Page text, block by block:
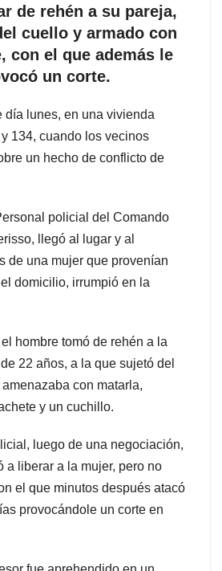
de rehén a su pareja,
cuello y armado con
con el que además le
un corte.
día lunes, en una vivienda
134, cuando los vecinos
un hecho de conflicto de
policial del Comando
llegó al lugar y al
de una mujer que provenían
domicilio, irrumpió en la
hombre tomó de rehén a la
22 años, a la que sujetó del
con matarla,
y un cuchillo.
luego de una negociación,
a liberar a la mujer, pero no
el que minutos después atacó
provocándole un corte en